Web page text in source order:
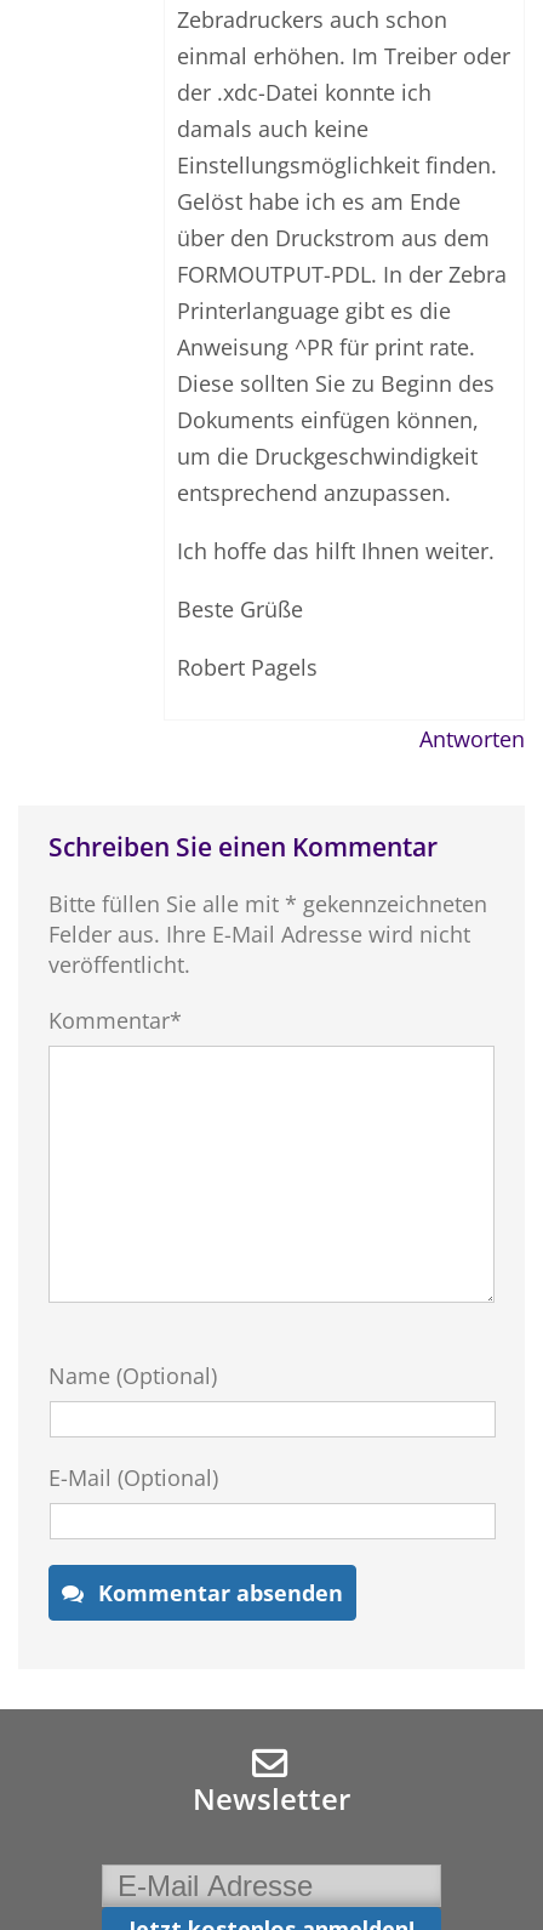
Zebradruckers auch schon
einmal erhöhen. Im Treiber oder
der .xdc-Datei konnte ich
damals auch keine
Einstellungsmöglichkeit finden.
Gelöst habe ich es am Ende
über den Druckstrom aus dem
FORMOUTPUT-PDL. In der Zebra
Printerlanguage gibt es die
Anweisung ^PR für print rate.
Diese sollten Sie zu Beginn des
Dokuments einfügen können,
um die Druckgeschwindigkeit
entsprechend anzupassen.
Ich hoffe das hilft Ihnen weiter.
Beste Grüße
Robert Pagels
Antworten
Schreiben Sie einen Kommentar
Bitte füllen Sie alle mit * gekennzeichneten
Felder aus. Ihre E-Mail Adresse wird nicht
veröffentlicht.
Kommentar*
Name (Optional)
E-Mail (Optional)
Kommentar absenden
Newsletter